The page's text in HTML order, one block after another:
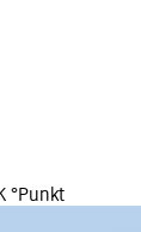
°Punkt